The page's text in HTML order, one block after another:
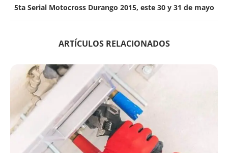
5ta Serial Motocross Durango 2015, este 30 y 31 de mayo
ARTÍCULOS RELACIONADOS